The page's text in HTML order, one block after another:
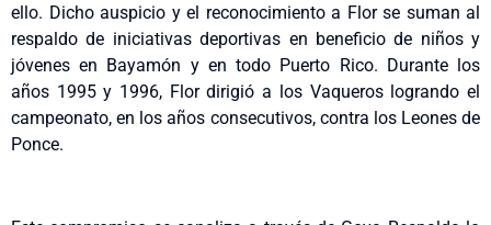
ello. Dicho auspicio y el reconocimiento a Flor se suman al
respaldo de iniciativas deportivas en beneficio de niños y
jóvenes en Bayamón y en todo Puerto Rico. Durante los
años 1995 y 1996, Flor dirigió a los Vaqueros logrando el
campeonato, en los años consecutivos, contra los Leones de
Ponce.